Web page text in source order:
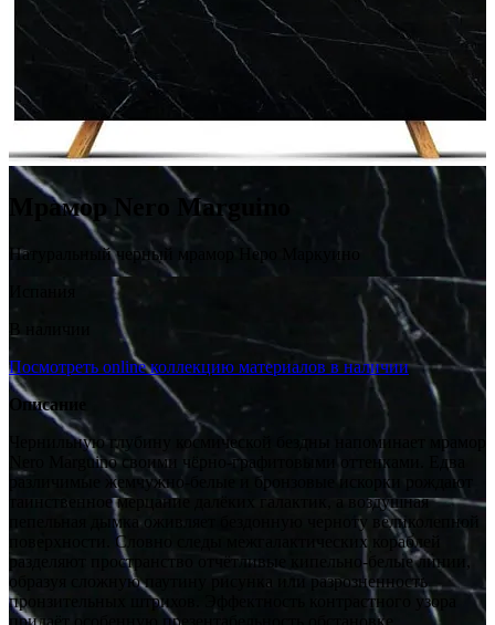
Мрамор Nero Marguino
Натуральный черный мрамор Неро Маркуино
Испания
Посмотреть online коллекцию материалов в наличии
Описание
Чернильную глубину космической бездны напоминает мрамор
Nero Marguino своими чёрно-графитовыми оттенками. Едва
различимые жемчужно-белые и бронзовые искорки рождают
таинственное мерцание далёких галактик, а воздушная
пепельная дымка оживляет бездонную черноту великолепной
поверхности. Словно следы межгалактических кораблей
разделяют пространство отчётливые кипельно-белые линии,
образуя сложную паутину рисунка или разрозненность
пронзительных штрихов. Эффектность контрастного узора
придаёт особенную презентабельность обстановке.